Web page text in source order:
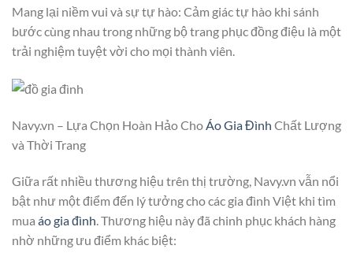
Mang lại niềm vui và sự tự hào: Cảm giác tự hào khi sánh
bước cùng nhau trong những bộ trang phục đồng điệu là một
trải nghiệm tuyệt vời cho mọi thành viên.
Navy.vn – Lựa Chọn Hoàn Hảo ChoÁo Gia Đình Chất Lượng
và Thời Trang
Giữa rất nhiều thương hiệu trên thị trường, Navy.vn vẫn nổi
bật như một điểm đến lý tưởng cho các gia đình Việt khi tìm
mua áo gia đình. Thương hiệu này đã chinh phục khách hàng
nhờ những ưu điểm khác biệt: